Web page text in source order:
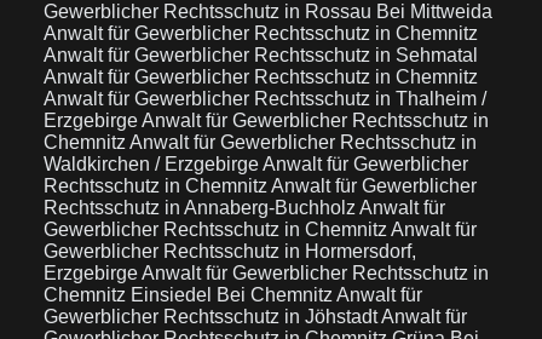
Gewerblicher Rechtsschutz in Rossau Bei Mittweida
Anwalt für Gewerblicher Rechtsschutz in Chemnitz
Anwalt für Gewerblicher Rechtsschutz in Sehmatal
Anwalt für Gewerblicher Rechtsschutz in Chemnitz
Anwalt für Gewerblicher Rechtsschutz in Thalheim /
ErzgebirgeAnwalt für Gewerblicher Rechtsschutz in
Chemnitz Anwalt für Gewerblicher Rechtsschutz in
Waldkirchen / ErzgebirgeAnwalt für Gewerblicher
Rechtsschutz in Chemnitz Anwalt für Gewerblicher
Rechtsschutz in Annaberg-Buchholz Anwalt für
Gewerblicher Rechtsschutz in Chemnitz Anwalt für
Gewerblicher Rechtsschutz in Hormersdorf,
ErzgebirgeAnwalt für Gewerblicher Rechtsschutz in
Chemnitz Einsiedel Bei Chemnitz Anwalt für
Gewerblicher Rechtsschutz in JöhstadtAnwalt für